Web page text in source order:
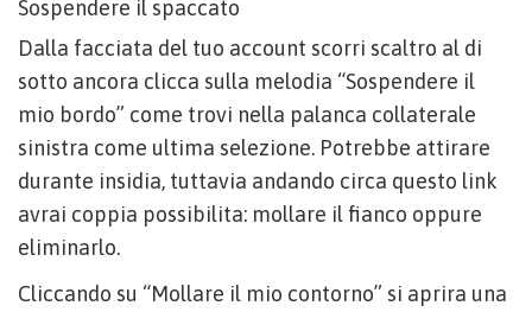
Sospendere il spaccato
Dalla facciata del tuo account scorri scaltro al di
sotto ancora clicca sulla melodia “Sospendere il
mio bordo” come trovi nella palanca collaterale
sinistra come ultima selezione. Potrebbe attirare
durante insidia, tuttavia andando circa questo link
avrai coppia possibilita: mollare il fianco oppure
eliminarlo.
Cliccando su “Mollare il mio contorno” si aprira una